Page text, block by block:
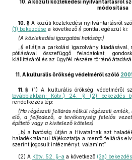
10. A közúti közlekedési nyilvántartásról
módosítása
10. § A közúti közlekedési nyilvántartásról
(1) bekezdése a következő i) ponttal egészül ki:
(A közlekedési igazgatási hatóság:)
i) ellátja a parkolási igazolvány kiadásával,
pótlásával összefüggő feladatokat,
kiállításáról és az ügyfél részére történő
11. A kulturális örökség védelméről szóló
11. § (1) A kulturális örökség védelméről
továbbiakban: Kötv.) 24. § (2) bekezdés
rendelkezés lép:
(Ha régészeti feltárás nélkül régészeti
elő, a felfedező, a tevékenység felelős
építtető vagy a kivitelező köteles)
b) a hatóság útján a Hivatalnak azt
haladéktalanul tájékoztatja a mentő feltárás
szerint jogosult intézményt, valamint”
(2) A Kötv. 52. §-a a következő (3a)